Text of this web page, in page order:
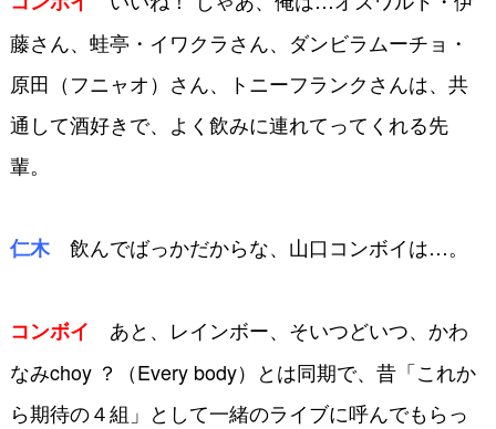
藤さん、蛙亭・イワクラさん、 ダンビラムーチョ・
原田（フニャオ）さん、
トニーフランクさんは、共
通して酒好きで、よく飲みに連れてってくれる先
輩。
仁木飲んでばっかだからな、山口コンボイは…。
コンボイ あと、レインボー、そいつどいつ、かわ
なみchoy ？（Every body）とは同期で、昔「これか
ら期待の４組」として一緒のライブに呼んでもらっ